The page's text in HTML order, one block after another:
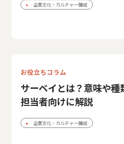
企業文化・カルチャー醸成
お役立ちコラム
サーベイとは？意味や
担当者向けに解説
企業文化・カルチャー醸成